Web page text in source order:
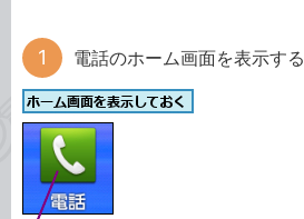
電話のホーム画面を表示する